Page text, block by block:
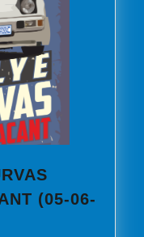
(05-06-